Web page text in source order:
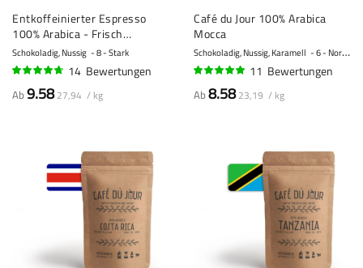
Entkoffeinierter Espresso
100% Arabica - Frisch
geröstete Kaffeebohnen
Schokoladig, Nussig 8 - Stark
91%
14 Bewertungen
Ab9.58 27,94 / kg
Café du Jour 100% Arabica
Mocca
Schokoladig, Nussig, Karamell 6 - Normal
95%
11 Bewertungen
Ab8.58 23,19 / kg